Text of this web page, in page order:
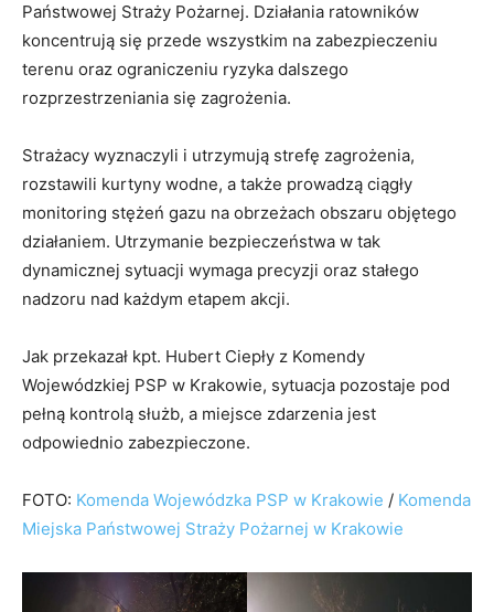
Państwowej Straży Pożarnej. Działania ratowników
koncentrują się przede wszystkim na zabezpieczeniu
terenu oraz ograniczeniu ryzyka dalszego
rozprzestrzeniania się zagrożenia.
Strażacy wyznaczyli i utrzymują strefę zagrożenia,
rozstawili kurtyny wodne, a także prowadzą ciągły
monitoring stężeń gazu na obrzeżach obszaru objętego
działaniem. Utrzymanie bezpieczeństwa w tak
dynamicznej sytuacji wymaga precyzji oraz stałego
nadzoru nad każdym etapem akcji.
Jak przekazał kpt. Hubert Ciepły z Komendy
Wojewódzkiej PSP w Krakowie, sytuacja pozostaje pod
pełną kontrolą służb, a miejsce zdarzenia jest
odpowiednio zabezpieczone.
FOTO: Komenda Wojewódzka PSP w Krakowie / Komenda
Miejska Państwowej Straży Pożarnej w Krakowie